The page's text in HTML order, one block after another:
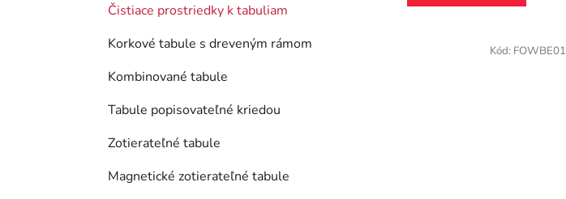
Čistiace prostriedky k tabuliam
Korkové tabule s dreveným rámom
Kombinované tabule
Tabule popisovateľné kriedou
Zotierateľné tabule
Magnetické zotierateľné tabule
Kód: FOWBE01